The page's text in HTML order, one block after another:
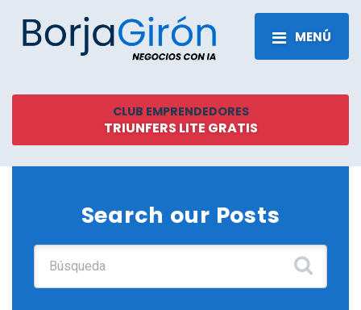
MENÚ
CLUB EMPRENDEDORES
TRIUNFERS LITE GRATIS
Search our Posts